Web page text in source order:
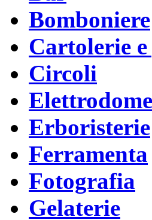
Bomboniere
Cartolerie e
Circoli
Erboristerie
Ferramenta
Fotografia
Gelaterie